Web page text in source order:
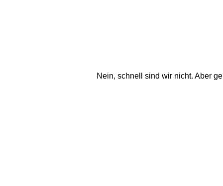
Nein, schnell sind wir nicht. Aber